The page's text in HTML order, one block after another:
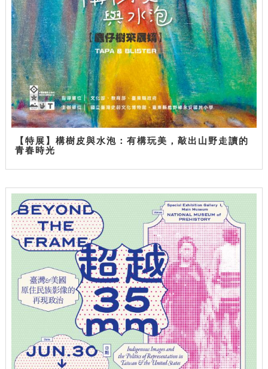
【特展】構樹皮與水泡：有構玩美，敲出山野走讀的
青春時光